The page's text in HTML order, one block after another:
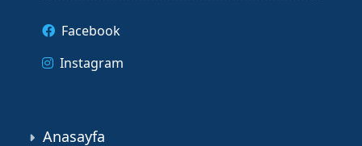
Facebook
Instagram
Anasayfa